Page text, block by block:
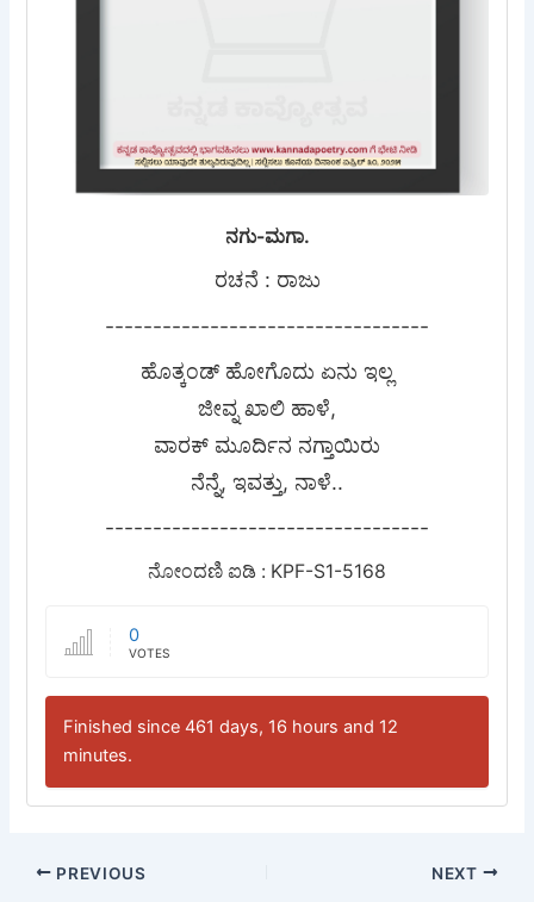
ನಗು-ಮಗಾ.
ರಚನೆ : ರಾಜು
----------------------------------
ಹೊತ್ಕಂಡ್ ಹೋಗೊದು ಏನು ಇಲ್ಲ
ಜೀವ್ನ ಖಾಲಿ ಹಾಳೆ,
ವಾರಕ್ ಮೂರ್ದಿನ ನಗ್ತಾಯಿರು
ನೆನ್ನೆ, ಇವತ್ತು, ನಾಳೆ..
----------------------------------
ನೋಂದಣಿ ಐಡಿ : KPF-S1-5168
0
VOTES
Finished since 461 days, 16 hours and 12
minutes.
PREVIOUS NEXT